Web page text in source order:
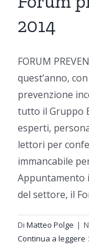
2014
FORUM
quest’anno,
prevenzione
tutto il Gruppo
esperti,
lettori per
immancabile
del settore, il
Di Matteo Polge |
Continua a leggere